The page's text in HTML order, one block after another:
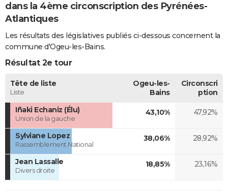
Bricolage
Lifestyle
Culture
Sport
Auto
Television
Voyage
Cinema
dans la 4ème circonscription des Pyrénées-
Atlantiques
Les résultats des législatives publiés ci-dessous concernent la
commune d'Ogeu-les-Bains.
Résultat 2e tour
Tête de liste
Liste
Ogeu-les-
Bains
Circonscri
ption
Iñaki Echaniz (Élu)
Union de la gauche
43,10% 47,92%
Sylviane Lopez
Rassemblement National
38,06% 28,92%
Jean Lassalle
Divers droite
18,85% 23,16%